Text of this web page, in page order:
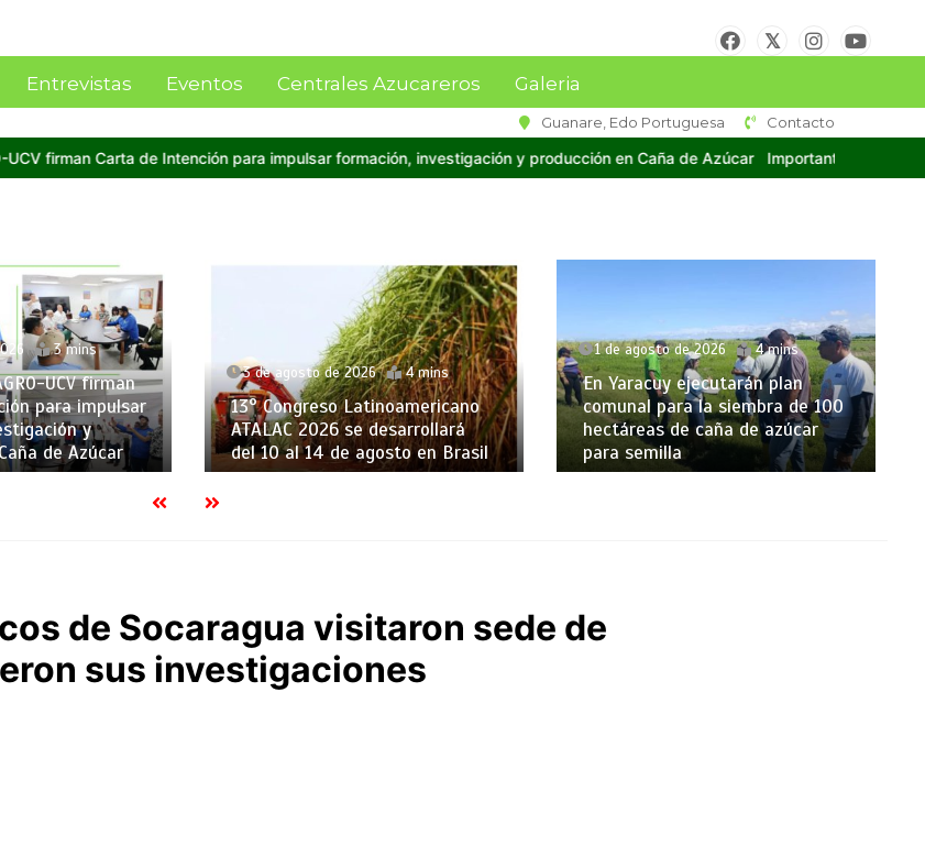
Entrevistas Eventos Centrales Azucareros Galeria
Guanare, Edo Portuguesa Contacto
formación, investigación y producción en Caña de Azúcar Importante delegación de técnicos y cañicultores de
3 mins
UCV firman
para impulsar
y
de Azúcar
3 de agosto de 2026 4 mins
13° Congreso Latinoamericano
ATALAC 2026 se desarrollará
del 10 al 14 de agosto en Brasil
1 de agosto de 2026 4 mins
En Yaracuy ejecutarán plan
comunal para la siembra de 100
hectáreas de caña de azúcar
para semilla
de Socaragua visitaron sede de
sus investigaciones